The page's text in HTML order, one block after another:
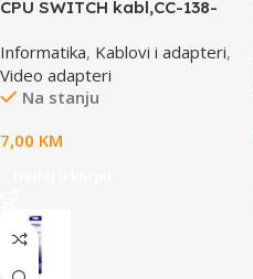
CPU SWITCH kabl,CC-138-
Informatika, Kablovi i adapteri,
Video adapteri
Na stanju
7,00 KM